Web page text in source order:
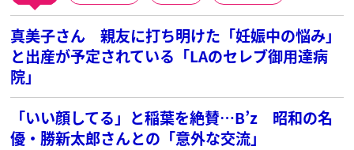
真美子さん 親友に打ち明けた「妊娠中の悩み」
と出産が予定されている「LAのセレブ御用達病
院」
「いい顔してる」と稲葉を絶賛…B’z 昭和の名
優・勝新太郎さんとの「意外な交流」